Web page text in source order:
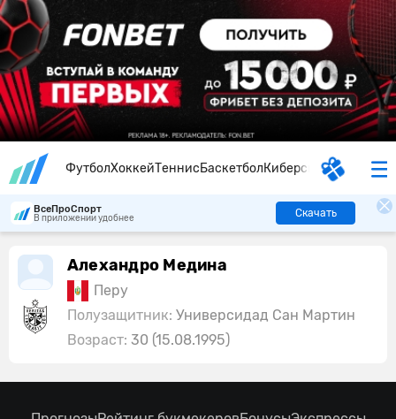
ФутболХоккейТеннисБаскетболКиберспорт
ВсеПроСпорт
В приложении удобнее Скачать
Алехандро Медина
Перу
Полузащитник: Универсидад Сан Мартин
Возраст: 30 (15.08.1995)